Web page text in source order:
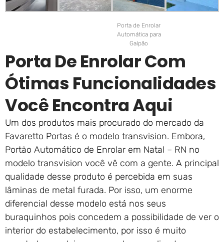
Porta de Enrolar
Automática para
Galpão
Porta De Enrolar Com
Ótimas Funcionalidades
Você Encontra Aqui
Um dos produtos mais procurado do mercado da
Favaretto Portas é o modelo transvision. Embora,
Portão Automático de Enrolar em Natal – RN no
modelo transvision você vê com a gente. A principal
qualidade desse produto é percebida em suas
lâminas de metal furada. Por isso, um enorme
diferencial desse modelo está nos seus
buraquinhos pois concedem a possibilidade de ver o
interior do estabelecimento, por isso é muito